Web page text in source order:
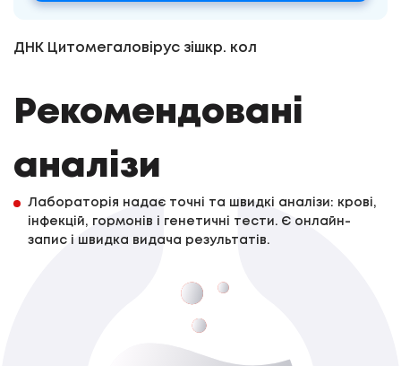
ДНК Цитомегаловірус зішкр. кол
Рекомендовані
аналізи
Лабораторія надає точні та швидкі аналізи: крові,
інфекцій, гормонів і генетичні тести. Є онлайн-
запис і швидка видача результатів.